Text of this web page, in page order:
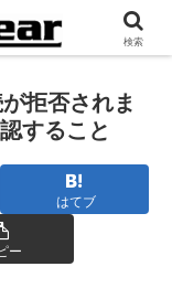
拒否されま
すること
はてブ
ー
検索